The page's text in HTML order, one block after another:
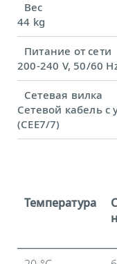
Вес
44 kg
Питание от сети
200-240 V, 50/60
Сетевая вилка
Сетевой кабель
(CEE7/7)
Температура